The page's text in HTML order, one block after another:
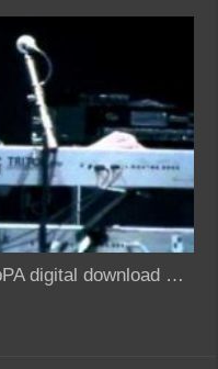
digital download …